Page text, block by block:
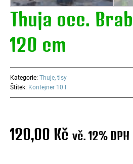
Thuja occ.
120 cm
Kategorie: Thuje, tisy
Štítek: Kontejner 10 l
120,00 Kč vč. 12% DPH